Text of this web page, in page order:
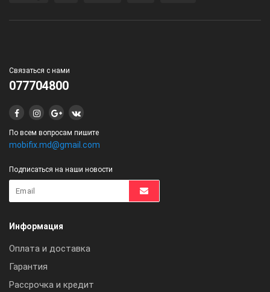
Связаться с нами
077704800
По всем вопросам пишите
mobifix.md@gmail.com
Подписаться на наши новости
Информация
Оплата и доставка
Гарантия
Рассрочка и кредит